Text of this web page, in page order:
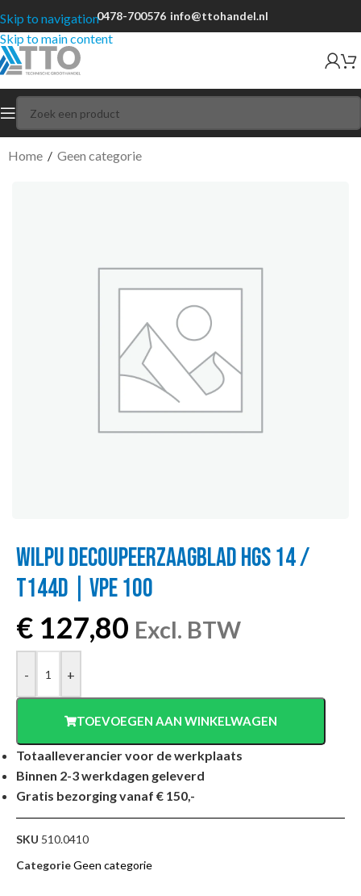
Skip to navigation
Skip to main content
0478-700576 info@ttohandel.nl
Home / Geen categorie
WILPU DECOUPEERZAAGBLAD HGS 14 /
T144D | VPE 100
€ 127,80 Excl. BTW
- +
TOEVOEGEN AAN WINKELWAGEN
Totaalleverancier voor de werkplaats
Binnen 2-3 werkdagen geleverd
Gratis bezorging vanaf € 150,-
SKU 510.0410
CategorieGeen categorie